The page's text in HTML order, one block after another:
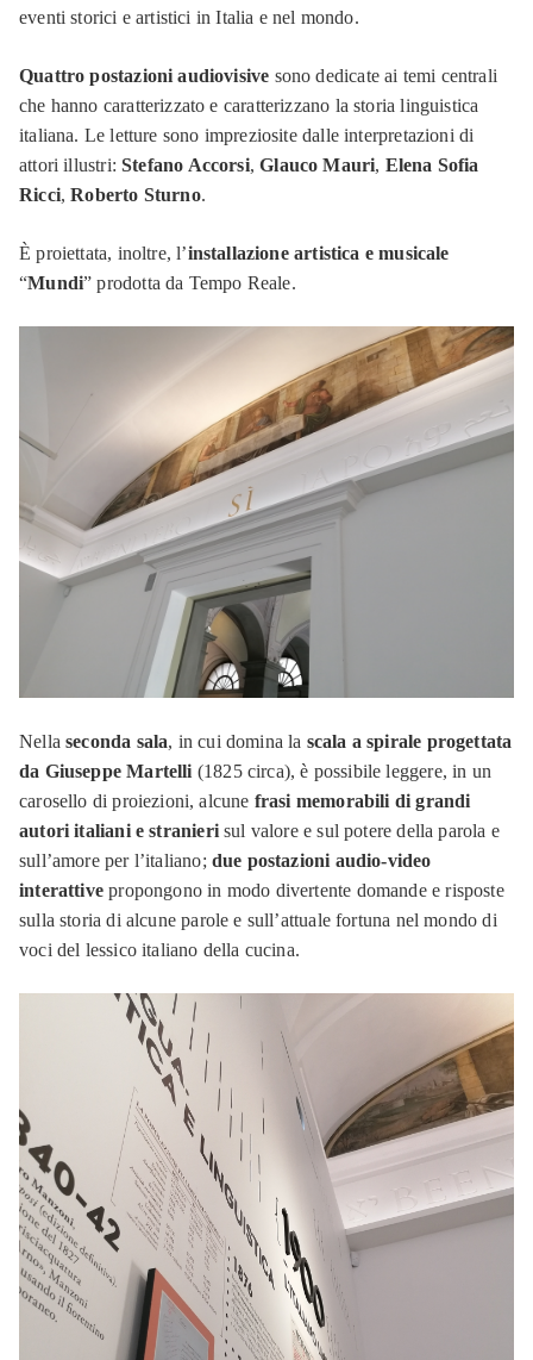
eventi storici e artistici in Italia e nel mondo.
Quattro postazioni audiovisive sono dedicate ai temi centrali
che hanno caratterizzato e caratterizzano la storia linguistica
italiana. Le letture sono impreziosite dalle interpretazioni di
attori illustri:Stefano Accorsi,Glauco Mauri, Elena Sofia
Ricci,Roberto Sturno.
È proiettata, inoltre, l’installazione artistica e musicale
“Mundi” prodotta da Tempo Reale.
Nellaseconda sala, in cui domina la scala a spirale progettata
da Giuseppe Martelli (1825 circa), è possibile leggere, in un
carosello di proiezioni, alcune frasi memorabili di grandi
autori italiani e stranierisul valore e sul potere della parola e
sull’amore per l’italiano; due postazioni audio-video
interattivepropongono in modo divertente domande e risposte
sulla storia di alcune parole e sull’attuale fortuna nel mondo di
voci del lessico italiano della cucina.